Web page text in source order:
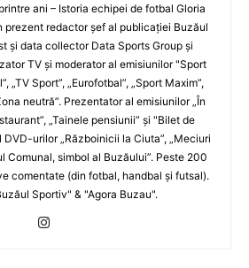
ani – Istoria echipei de fotbal Gloria
prezent redactor şef al publicaţiei Buzăul
şi data collector Data Sports Group şi
TV şi moderator al emisiunilor "Sport
„TV Sport”, „Eurofotbal”, „Sport Maxim”,
neutră”. Prezentator al emisiunilor „În
„Tainele pensiunii” şi "Bilet de
urilor „Războinicii la Ciuta”, „Meciuri
Comunal, simbol al Buzăului”. Peste 200
comentate (din fotbal, handbal şi futsal).
Sportiv" & "Agora Buzau".